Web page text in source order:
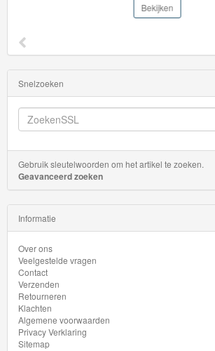
Bekijken
Snelzoeken
Gebruik sleutelwoorden om het artikel te zoeken.
Geavanceerd zoeken
Informatie
Over ons
Veelgestelde vragen
Contact
Verzenden
Retourneren
Klachten
Algemene voorwaarden
Privacy Verklaring
Sitemap